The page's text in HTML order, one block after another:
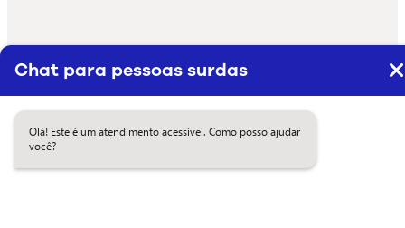
Chat para pessoas surdas
Olá! Este é um atendimento acessível. Como posso ajudar
você?